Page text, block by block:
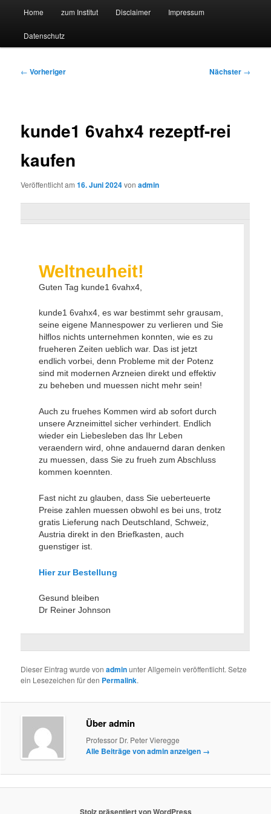
Suchmaschine Forschung und
Technologie
Zum
primären
Zum
sekundären
Home zum Institut Disclaimer Impressum
Datenschutz
Beitragsnavigation
← Vorheriger Nächster →
kunde1 6vahx4 rezeptf-rei
kaufen
Veröffentlicht am16. Juni 2024vonadmin
Weltneuheit!
Guten Tag kunde1 6vahx4,
kunde1 6vahx4, es war bestimmt sehr grausam,
seine eigene Mannespower zu verlieren und Sie
hilflos nichts unternehmen konnten, wie es zu
frueheren Zeiten ueblich war. Das ist jetzt
endlich vorbei, denn Probleme mit der Potenz
sind mit modernen Arzneien direkt und effektiv
zu beheben und muessen nicht mehr sein!
Auch zu fruehes Kommen wird ab sofort durch
unsere Arzneimittel sicher verhindert. Endlich
wieder ein Liebesleben das Ihr Leben
veraendern wird, ohne andauernd daran denken
zu muessen, dass Sie zu frueh zum Abschluss
kommen koennten.
Fast nicht zu glauben, dass Sie ueberteuerte
Preise zahlen muessen obwohl es bei uns, trotz
gratis Lieferung nach Deutschland, Schweiz,
Austria direkt in den Briefkasten, auch
guenstiger ist.
Hier zur Bestellung
Gesund bleiben
Dr Reiner Johnson
Dieser Eintrag wurde vonadminunter Allgemein veröffentlicht. Setze
ein Lesezeichen für den Permalink.
Über admin
Professor Dr. Peter Vieregge
Alle Beiträge von admin anzeigen →
Stolz präsentiert von WordPress